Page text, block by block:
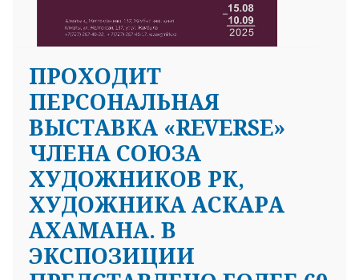
ПРОХОДИТ
ПЕРСОНАЛЬНАЯ
ВЫСТАВКА «REVERSE»
ЧЛЕНА СОЮЗА
ХУДОЖНИКОВ РК,
ХУДОЖНИКА АСКАРА
АХАМАНА. В
ЭКСПОЗИЦИИ